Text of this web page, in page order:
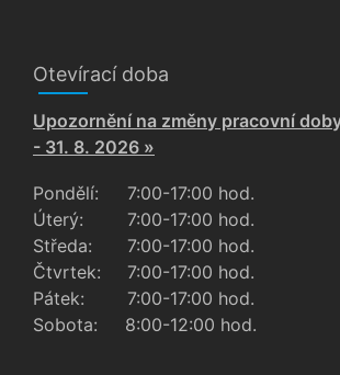
Otevírací doba
Upozornění na změny pracovní
- 31. 8. 2026 »
Pondělí:
Úterý:
Středa:
Čtvrtek:
Pátek:
Sobota:
7:00-17:00 hod.
7:00-17:00 hod.
7:00-17:00 hod.
7:00-17:00 hod.
7:00-17:00 hod.
8:00-12:00 hod.